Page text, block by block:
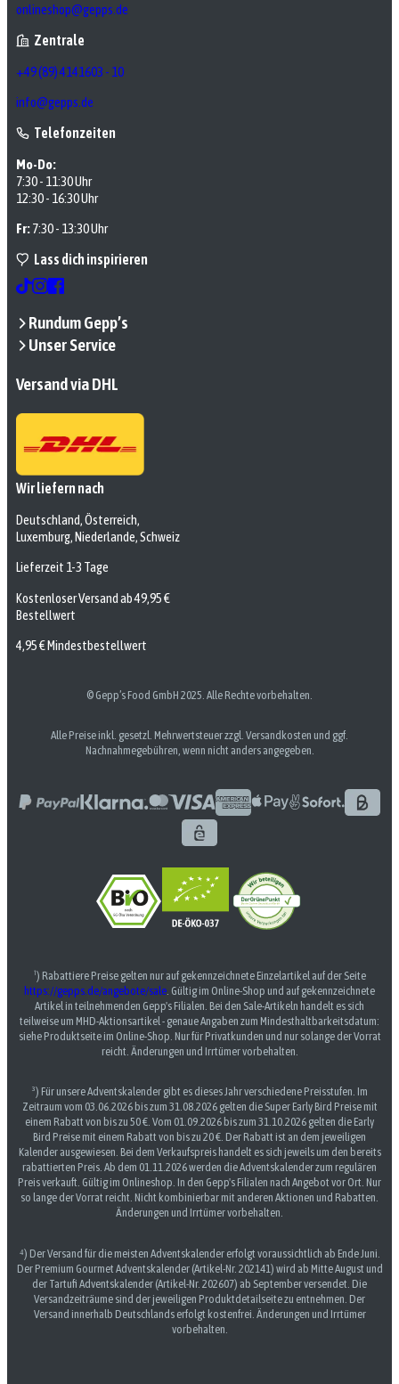
onlineshop@gepps.de
Zentrale
+49 (89) 4141603 - 10
info@gepps.de
Telefonzeiten
Mo-Do:
7:30 - 11:30 Uhr
12:30 - 16:30 Uhr
Fr:7:30 - 13:30 Uhr
Lass dich inspirieren
Rundum Gepp’s
Unser Service
Versand via DHL
Wir liefern nach
Deutschland, Österreich,
Luxemburg, Niederlande, Schweiz
Lieferzeit 1-3 Tage
Kostenloser Versand ab 49,95 €
Bestellwert
4,95 € Mindestbestellwert
© Gepp’s Food GmbH 2025. Alle Rechte vorbehalten.
Alle Preise inkl. gesetzl. Mehrwertsteuer zzgl. Versandkosten und ggf.
Nachnahmegebühren, wenn nicht anders angegeben.
¹) Rabattiere Preise gelten nur auf gekennzeichnete Einzelartikel auf der Seite
https://gepps.de/angebote/sale. Gültig im Online-Shop und auf gekennzeichnete
Artikel in teilnehmenden Gepp's Filialen. Bei den Sale-Artikeln handelt es sich
teilweise um MHD-Aktionsartikel - genaue Angaben zum Mindesthaltbarkeitsdatum:
siehe Produktseite im Online-Shop. Nur für Privatkunden und nur solange der Vorrat
reicht. Änderungen und Irrtümer vorbehalten.
³) Für unsere Adventskalender gibt es dieses Jahr verschiedene Preisstufen. Im
Zeitraum vom 03.06.2026 bis zum 31.08.2026 gelten die Super Early Bird Preise mit
einem Rabatt von bis zu 50 €. Vom 01.09.2026 bis zum 31.10.2026 gelten die Early
Bird Preise mit einem Rabatt von bis zu 20 €. Der Rabatt ist an dem jeweiligen
Kalender ausgewiesen. Bei dem Verkaufspreis handelt es sich jeweils um den bereits
rabattierten Preis. Ab dem 01.11.2026 werden die Adventskalender zum regulären
Preis verkauft. Gültig im Onlineshop. In den Gepp's Filialen nach Angebot vor Ort. Nur
so lange der Vorrat reicht. Nicht kombinierbar mit anderen Aktionen und Rabatten.
Änderungen und Irrtümer vorbehalten.
⁴) Der Versand für die meisten Adventskalender erfolgt voraussichtlich ab Ende Juni.
Der Premium Gourmet Adventskalender (Artikel-Nr. 202141) wird ab Mitte August und
der Tartufi Adventskalender (Artikel-Nr. 202607) ab September versendet. Die
Versandzeiträume sind der jeweiligen Produktdetailseite zu entnehmen. Der
Versand innerhalb Deutschlands erfolgt kostenfrei. Änderungen und Irrtümer
vorbehalten.